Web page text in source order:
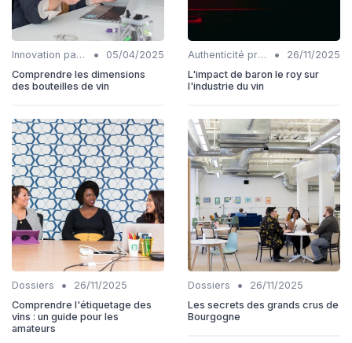
Innovation packaging •
05/04/2025
Comprendre les dimensions
des bouteilles de vin
Authenticité produits •
26/11/2025
L'impact de baron le roy sur
l'industrie du vin
Dossiers •
26/11/2025
Comprendre l'étiquetage des
vins : un guide pour les
amateurs
Dossiers •
26/11/2025
Les secrets des grands crus de
Bourgogne